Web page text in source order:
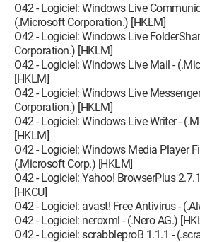
O42 - Logiciel: Windows Live
(.Microsoft Corporation.) [HKLM]
O42 - Logiciel: Windows Live
Corporation.) [HKLM]
O42 - Logiciel: Windows Live Mail -
[HKLM]
O42 - Logiciel: Windows Live
Corporation.) [HKLM]
O42 - Logiciel: Windows Live Writer -
[HKLM]
O42 - Logiciel: Windows Media Player
(.Microsoft Corp.) [HKLM]
O42 - Logiciel: Yahoo! BrowserPlus
[HKCU]
O42 - Logiciel: avast! Free Antivirus -
O42 - Logiciel: neroxml - (.Nero AG.)
O42 - Logiciel: scrabbleproB 1.1.1 -